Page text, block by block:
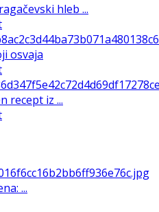
hleb ...
osvaja
recept iz ...
...